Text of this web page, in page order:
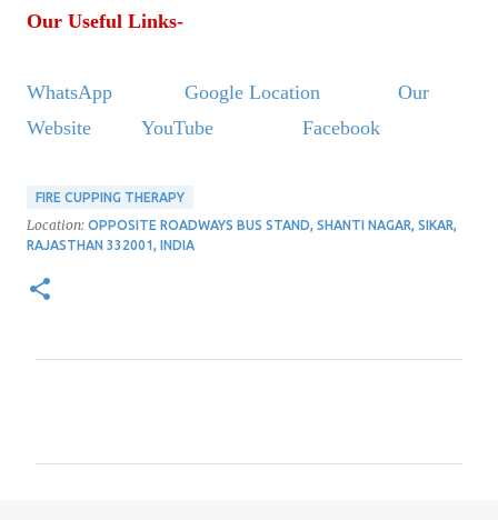
Our Useful Links-
WhatsApp Google Location
Our
Website
YouTube Facebook
FIRE CUPPING THERAPY
Location: OPPOSITE ROADWAYS BUS STAND, SHANTI NAGAR, SIKAR,
RAJASTHAN 332001, INDIA